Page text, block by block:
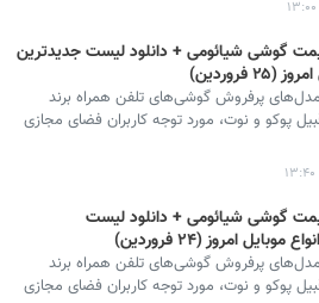
گوشی‌ شیائومی + دانلود لیست جدیدترین
فروردین)
پرفروش گوشی‌های تلفن همراه برند
پوکو و نوت، مورد توجه کاربران فضای مجازی
گوشی‌ شیائومی + دانلود لیست
امروز (۲۴ فروردین)
پرفروش گوشی‌های تلفن همراه برند
پوکو و نوت، مورد توجه کاربران فضای مجازی